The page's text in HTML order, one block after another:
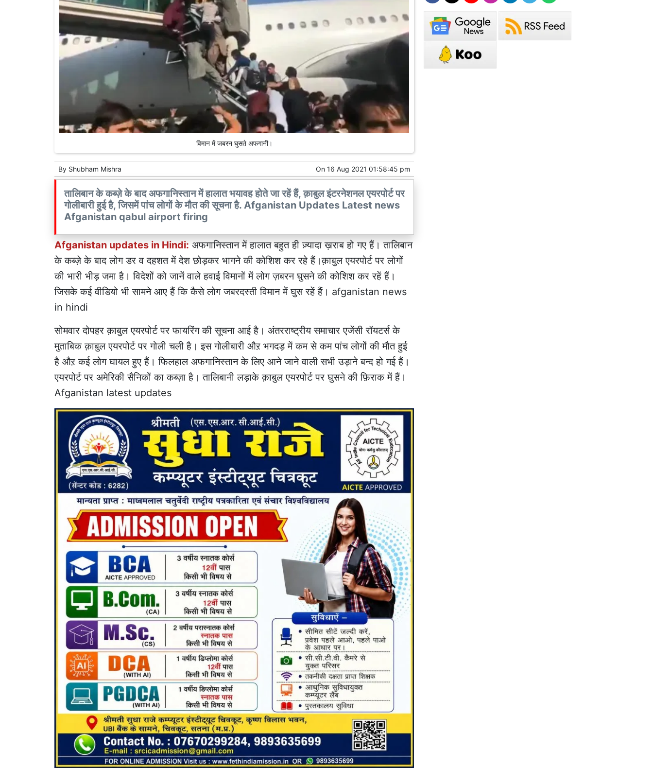
विमान में जबरन घुसते अफगानी।
By Shubham Mishra On 16 Aug 2021 01:58:45 pm
तालिबान के कब्ज़े के बाद अफगानिस्तान में हालात भयावह होते जा रहें हैं, क़ाबुल इंटरनेशनल एयरपोर्ट पर
गोलीबारी हुई है, जिसमें पांच लोगों के मौत की सूचना है. Afganistan Updates Latest news
Afganistan qabul airport firing
Afganistan updates in Hindi: अफगानिस्तान में हालात बहुत ही ज़्यादा ख़राब हो गए हैं। तालिबान
के कब्ज़े के बाद लोग डर व दहशत में देश छोड़कर भागने की कोशिश कर रहे हैं।क़ाबुल एयरपोर्ट पर लोगों
की भारी भीड़ जमा है। विदेशों को जानें वाले हवाई विमानों में लोग ज़बरन घुसने की कोशिश कर रहें हैं।
जिसके कई वीडियो भी सामने आए हैं कि कैसे लोग जबरदस्ती विमान में घुस रहें हैं। afganistan news
in hindi
सोमवार दोपहर क़ाबुल एयरपोर्ट पर फायरिंग की सूचना आई है। अंतरराष्ट्रीय समाचार एजेंसी रॉयटर्स के
मुताबिक क़ाबुल एयरपोर्ट पर गोली चली है। इस गोलीबारी औऱ भगदड़ में कम से कम पांच लोगों की मौत हुई
है औऱ कई लोग घायल हुए हैं। फिलहाल अफगानिस्तान के लिए आने जाने वाली सभी उड़ाने बन्द हो गई हैं।
एयरपोर्ट पर अमेरिकी सैनिकों का कब्ज़ा है। तालिबानी लड़ाके क़ाबुल एयरपोर्ट पर घुसने की फ़िराक में हैं।
Afganistan latest updates